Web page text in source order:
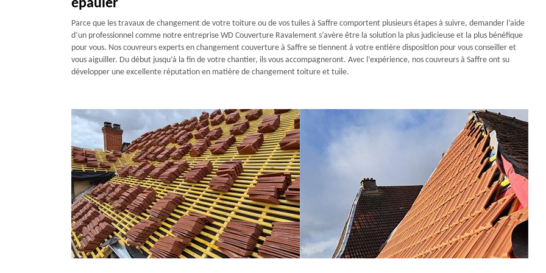
épauler
Parce que les travaux de changement de votre toiture ou de vos tuiles à Saffre comportent plusieurs étapes à suivre, demander l’aide
d’un professionnel comme notre entreprise WD Couverture Ravalement s’avère être la solution la plus judicieuse et la plus bénéfique
pour vous. Nos couvreurs experts en changement couverture à Saffre se tiennent à votre entière disposition pour vous conseiller et
vous aiguiller. Du début jusqu’à la fin de votre chantier, ils vous accompagneront. Avec l’expérience, nos couvreurs à Saffre ont su
développer une excellente réputation en matière de changement toiture et tuile.